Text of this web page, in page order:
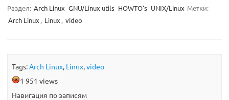
Раздел: Arch Linux GNU/Linux utils HOWTO's UNIX/Linux Метки:
Arch Linux , Linux , video
Tags: Arch Linux Linux ,video
1 951 views
Навигация по записям